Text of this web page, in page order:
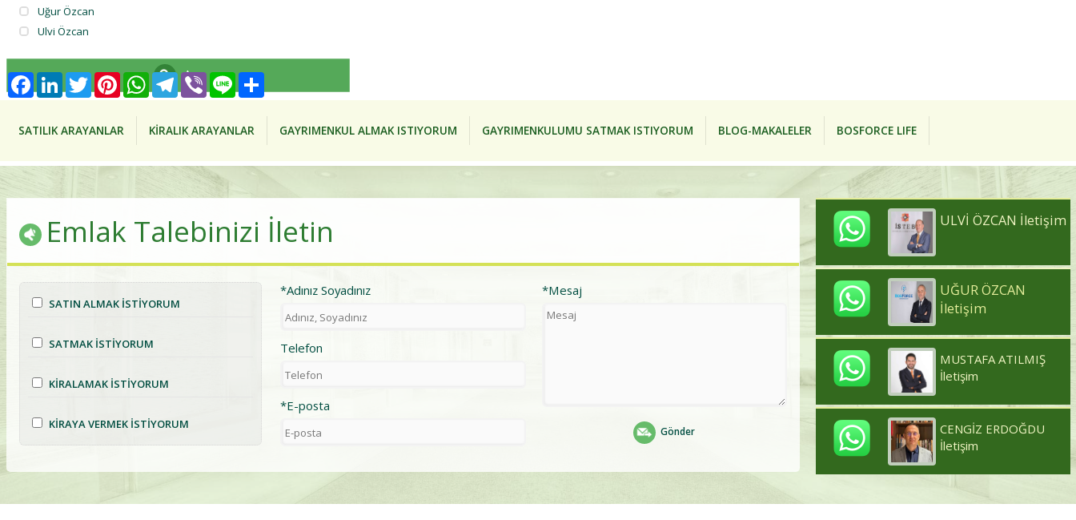
Uğur Özcan
Ulvi Özcan
Ara
SATILIK ARAYANLAR KİRALIK ARAYANLAR GAYRIMENKUL ALMAK ISTIYORUM GAYRIMENKULUMU SATMAK ISTIYORUM BLOG-MAKALELER BOSFORCE LIFE
Emlak Talebinizi İletin
SATIN ALMAK İSTİYORUM
SATMAK İSTİYORUM
KİRALAMAK İSTİYORUM
KİRAYA VERMEK İSTİYORUM
*Adınız Soyadınız
Telefon
*E-posta
*Mesaj
Gönder
ULVİ ÖZCAN İletişim
UĞUR ÖZCAN
İletişim
MUSTAFA ATILMIŞ
İletişim
CENGİZ ERDOĞDU
İletişim
FacebookLinkedInTwitterPinterestWhatsAppTelegram
Viber Line Share